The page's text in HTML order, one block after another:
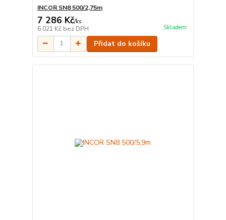
INCOR SN8 500/2,75m
7 286 Kč/ks
6 021 Kč bez DPH Skladem
Přidat do košíku